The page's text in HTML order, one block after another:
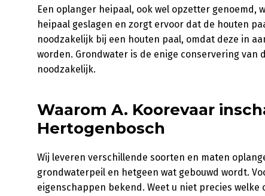
Een oplanger heipaal, ook wel opzetter
heipaal geslagen en zorgt ervoor dat de houten
noodzakelijk bij een houten paal, omdat deze in
worden. Grondwater is de enige conservering
noodzakelijk.
Waarom A. Koorevaar
Hertogenbosch
Wij leveren verschillende soorten en maten
grondwaterpeil en hetgeen wat gebouwd wordt.
eigenschappen bekend. Weet u niet precies